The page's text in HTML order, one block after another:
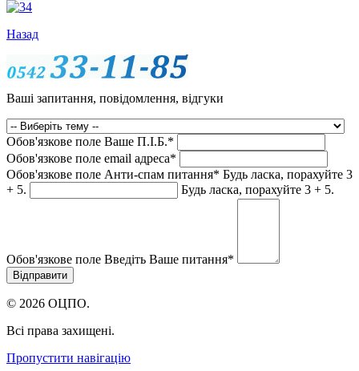
Назад
Ваші запитання, повідомлення, відгуки
Обов'язкове поле Ваше П.I.Б.*
Обов'язкове поле email адреса*
Обов'язкове поле Анти-спам питання* Будь ласка, порахуйте 3
+ 5.
Будь ласка, порахуйте 3 + 5.
Обов'язкове поле Введіть Ваше питання*
© 2026 ОЦПО.
Всі права захищені.
Пропустити навігацію